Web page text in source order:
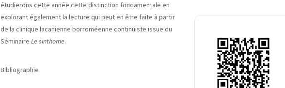
étudierons cette année cette distinction fondamentale en
explorant également la lecture qui peut en être faite à partir
de la clinique lacanienne borroméenne continuiste issue du
Séminaire Le sinthome.
Bibliographie